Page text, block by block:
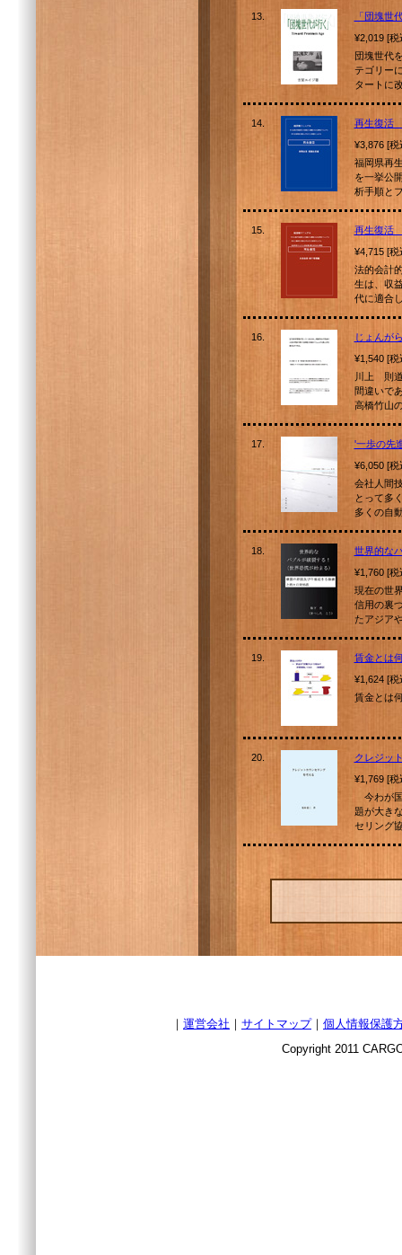
13.
「団塊世
¥2,019 [
団塊世代
テゴリー
タートに
14.
再生復活
¥3,876 [
福岡県再
を一挙公
析手順と
15.
再生復活
¥4,715 [
法的会計
生は、収
代に適合
16.
じょんが
¥1,540 [
川上 則
間違いで
高橋竹山
17.
'一歩の先
¥6,050 [
会社人間
とって多
多くの自
18.
世界的な
¥1,760 [
現在の世
信用の裏
たアジア
19.
賃金とは
¥1,624 [
賃金とは
20.
クレジッ
¥1,769 [
今わが国
題が大き
セリング
｜ 運営会社 ｜ サイトマップ｜ 個人情報保護
Copyright 2011